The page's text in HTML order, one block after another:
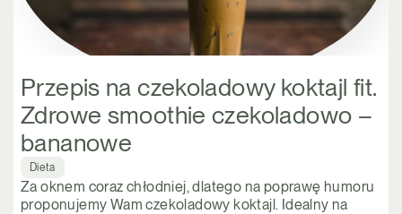
Przepis na czekoladowy koktajl fit.
Zdrowe smoothie czekoladowo –
bananowe
Dieta
Za oknem coraz chłodniej, dlatego na poprawę humoru
proponujemy Wam czekoladowy koktajl. Idealny na